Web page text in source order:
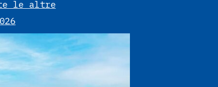
le altre